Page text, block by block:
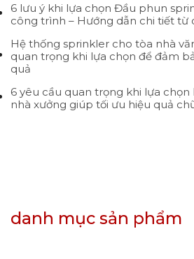
6 lưu ý khi lựa chọn Đầu phun
công trình – Hướng dẫn chi tiết từ
Hệ thống sprinkler cho tòa nhà
quan trọng khi lựa chọn để đảm
quả
6 yêu cầu quan trọng khi lựa
nhà xưởng giúp tối ưu hiệu quả
danh mục sản phẩm